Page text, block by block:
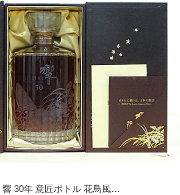
30年 意匠ボトル 花鳥風…